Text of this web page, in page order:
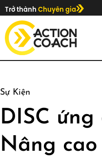
Trở thành Chuyên gia
Sự Kiện
DISC ứng
Nâng